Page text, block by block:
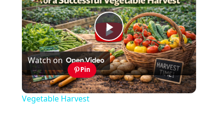
Play
Video
Watch on
Pin
Beginner Gardening Tips for a Successful
Vegetable Harvest